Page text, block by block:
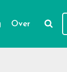
Over